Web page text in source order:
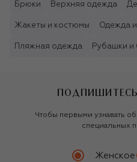
Брюки Верхняя одежда
Жакеты и костюмы Одежда
Пляжная одежда Рубашки и
Чтобы первыми узнавать
специальных
Женское